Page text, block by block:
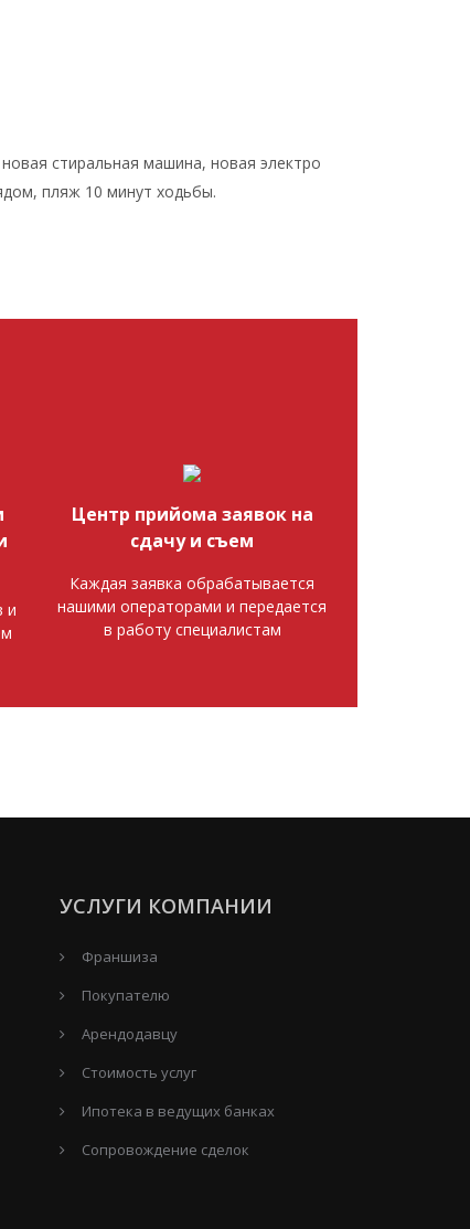
стиральная машина, новая электро
пляж 10 минут ходьбы.
и
Центр прийома заявок на
сдачу и съем
Каждая заявка обрабатывается
нашими операторами и передается
в работу специалистам
УСЛУГИ КОМПАНИИ
Франшиза
Покупателю
Арендодавцу
Стоимость услуг
Ипотека в ведущих банках
Сопровождение сделок